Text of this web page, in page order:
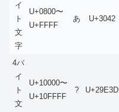
イ
ト
文
字
U+0800〜
U+FFFF
あ U+3042
4バ
イ
ト
文
U+10000〜
U+10FFFF
? U+29E3D